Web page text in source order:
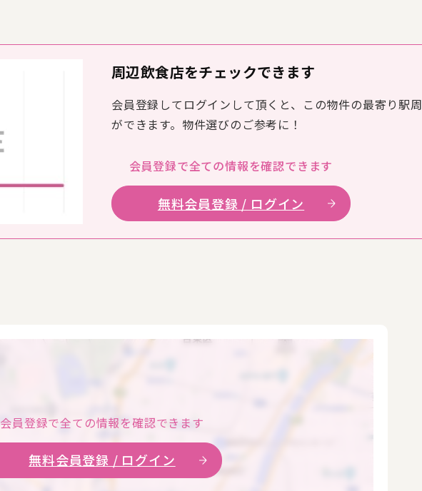
周辺飲食店をチェックできます
会員登録してログインして頂くと、この物件の最寄り駅
ができます。物件選びのご参考に！
会員登録で全ての情報を確認できます
無料会員登録 / ログイン
会員登録で全ての情報を確認できます
無料会員登録 / ログイン